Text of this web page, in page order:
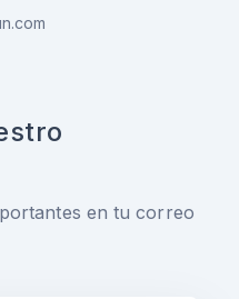
en tu correo